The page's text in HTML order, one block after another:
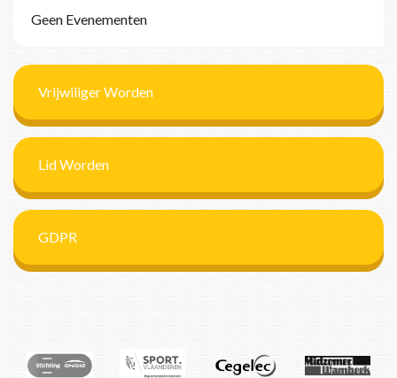
Geen Evenementen
Vrijwiliger Worden
Lid Worden
GDPR